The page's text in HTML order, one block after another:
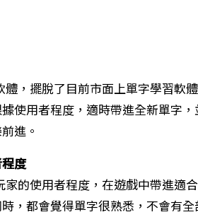
，擺脫了目前市面上單字學習軟
使用者程度，適時帶進全新單字
進。
度
的使用者程度，在遊戲中帶進適
，都會覺得單字很熟悉，不會有全